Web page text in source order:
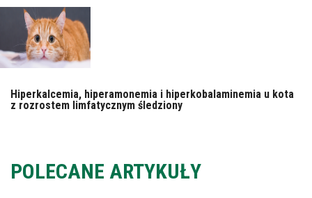
Hiperkalcemia, hiperamonemia i hiperkobalaminemia u kota
z rozrostem limfatycznym śledziony
POLECANE ARTYKUŁY